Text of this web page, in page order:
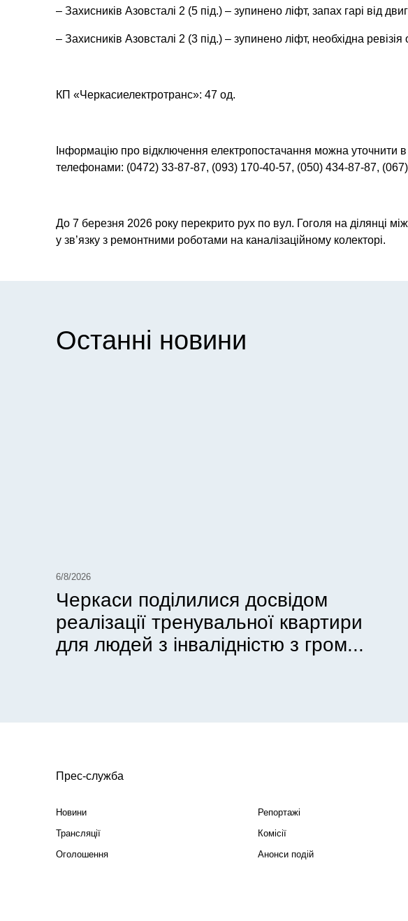
– Захисників Азовсталі 2 (5 під.) – зупинено ліфт, запах гарі від
– Захисників Азовсталі 2 (3 під.) – зупинено ліфт, необхідна
КП «Черкасиелектротранс»: 47 од.
Інформацію про відключення електропостачання можна уточнити
телефонами: (0472) 33-87-87, (093) 170-40-57, (050) 434-87-87,
До 7 березня 2026 року перекрито рух по вул. Гоголя на ділянці
у зв’язку з ремонтними роботами на каналізаційному колекторі.
Останні новини
6/8/2026
Черкаси поділилися досвідом
реалізації тренувальної квартири
для людей з інвалідністю з гром...
Прес-служба
Новини
Репортажі
Трансляції
Комісії
Оголошення
Анонси подій